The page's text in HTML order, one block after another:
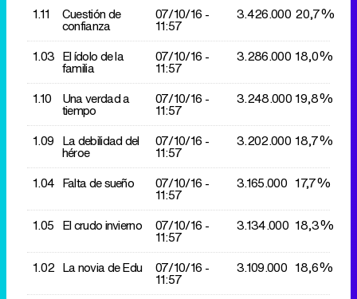
1.11 Cuestión de
confianza
07/10/16 -
11:57
3.426.000 20,7%
1.03 El ídolo de la
familia
07/10/16 -
11:57
3.286.000 18,0%
1.10 Una verdad a
tiempo
07/10/16 -
11:57
3.248.000 19,8%
1.09 La debilidad del
héroe
07/10/16 -
11:57
3.202.000 18,7%
1.04 Falta de sueño 07/10/16 -
11:57
3.165.000 17,7%
1.05 El crudo invierno 07/10/16 -
11:57
3.134.000 18,3%
1.02 La novia de Edu 07/10/16 -
11:57
3.109.000 18,6%